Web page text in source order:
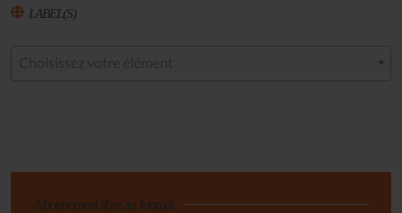
LABEL(S)
Abonnement libre au Journal